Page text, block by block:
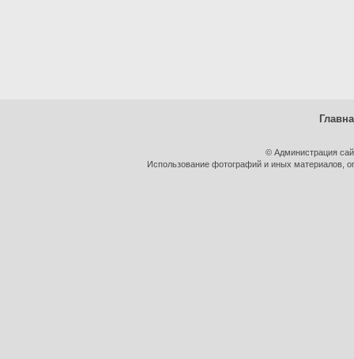
© Администрация
Использование фотографий и иных материалов,